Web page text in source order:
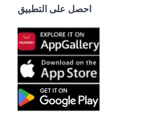
احصل على التطبيق